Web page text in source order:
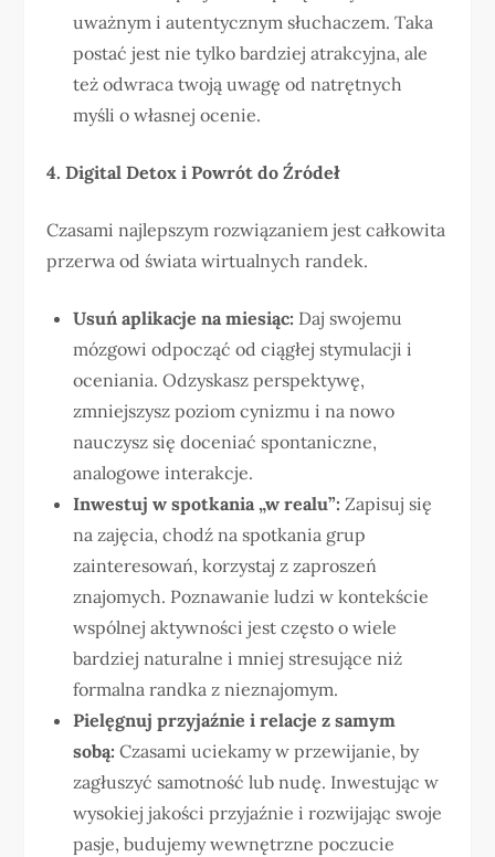
uważnym i autentycznym słuchaczem. Taka
postać jest nie tylko bardziej atrakcyjna, ale
też odwraca twoją uwagę od natrętnych
myśli o własnej ocenie.
4. Digital Detox i Powrót do Źródeł
Czasami najlepszym rozwiązaniem jest całkowita
przerwa od świata wirtualnych randek.
Usuń aplikacje na miesiąc: Daj swojemu
mózgowi odpocząć od ciągłej stymulacji i
oceniania. Odzyskasz perspektywę,
zmniejszysz poziom cynizmu i na nowo
nauczysz się doceniać spontaniczne,
analogowe interakcje.
Inwestuj w spotkania „w realu”: Zapisuj się
na zajęcia, chodź na spotkania grup
zainteresowań, korzystaj z zaproszeń
znajomych. Poznawanie ludzi w kontekście
wspólnej aktywności jest często o wiele
bardziej naturalne i mniej stresujące niż
formalna randka z nieznajomym.
Pielęgnuj przyjaźnie i relacje z samym
sobą: Czasami uciekamy w przewijanie, by
zagłuszyć samotność lub nudę. Inwestując w
wysokiej jakości przyjaźnie i rozwijając swoje
pasje, budujemy wewnętrzne poczucie